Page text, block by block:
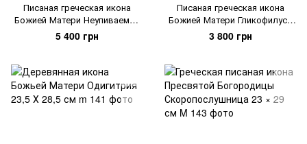
Писаная греческая икона
Божией Матери Неупиваемая
Чаша 23 × 29 см
5 400 грн
Писаная греческая икона
Божией Матери Гликофилуса
15 Х 19 см
3 800 грн